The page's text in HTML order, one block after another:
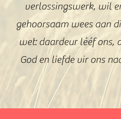
verlossingswerk, wil
gehoorsaam wees aan
wet: daardeur lééf ons,
God en liefde vir ons